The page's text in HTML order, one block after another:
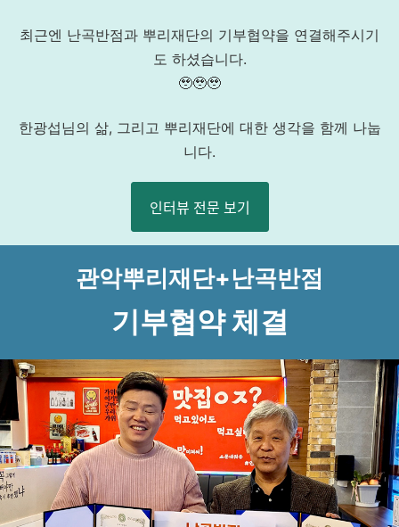
최근엔 난곡반점과 뿌리재단의 기부협약을 연결해주시기
도 하셨습니다.
🥹🥹🥹
한광섭님의 삶, 그리고 뿌리재단에 대한 생각을 함께 나눕
니다.
인터뷰 전문 보기
관악뿌리재단+난곡반점
기부협약 체결